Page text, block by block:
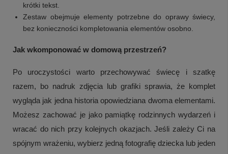
krótki tekst.
Zestaw obejmuje elementy potrzebne do oprawy świecy,
bez konieczności kompletowania elementów osobno.
Jak wkomponować w domową przestrzeń?
Po uroczystości warto przechowywać świecę i szatkę
razem, bo nadruk zdjęcia lub grafiki sprawia, że komplet
wygląda jak jedna historia opowiedziana dwoma elementami.
Możesz zachować je jako pamiątkę rodzinnych wydarzeń i
wracać do nich przy kolejnych okazjach. Jeśli zależy Ci na
spójnym wrażeniu, wybierz jedną fotografię dziecka lub jeden